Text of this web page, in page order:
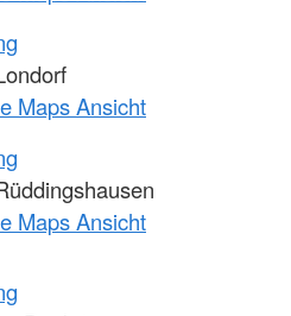
Maps Ansicht
Maps Ansicht